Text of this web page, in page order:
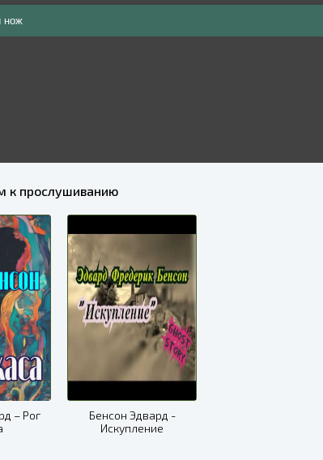
нож
к прослушиванию
– Рог
Бенсон Эдвард -
Искупление